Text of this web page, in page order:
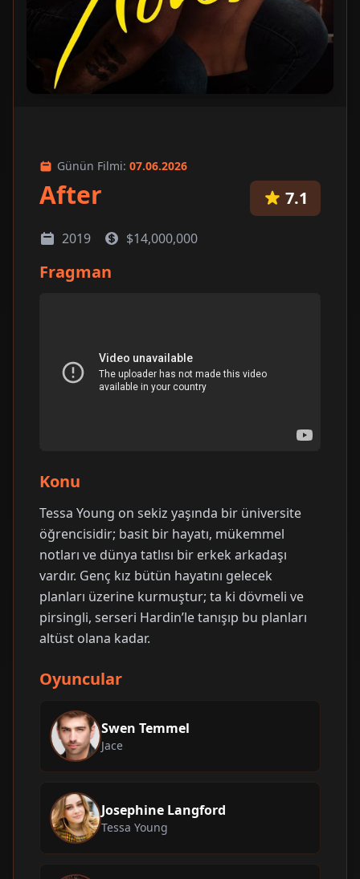
Günün Filmi: 07.06.2026
After 7.1
2019 $14,000,000
Fragman
Konu
Tessa Young on sekiz yaşında bir üniversite
öğrencisidir; basit bir hayatı, mükemmel
notları ve dünya tatlısı bir erkek arkadaşı
vardır. Genç kız bütün hayatını gelecek
planları üzerine kurmuştur; ta ki dövmeli ve
pirsingli, serseri Hardin’le tanışıp bu planları
altüst olana kadar.
Oyuncular
Swen Temmel
Jace
Josephine Langford
Tessa Young